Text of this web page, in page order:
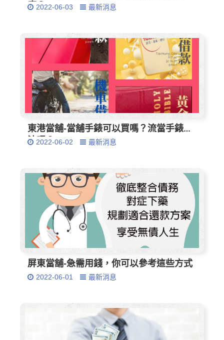
度？2022-06-03 最新消息
東港當舖-當舖手錶可以買嗎？流當手錶合
法嗎？
2022-06-02 最新消息
屏東當舖-急需用錢，你可以參考這些方式
2022-06-01 最新消息